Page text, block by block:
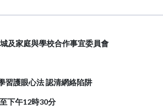
及家庭與學校合作事宜委員會
習護眼心法認清網絡陷阱
下午12時30分